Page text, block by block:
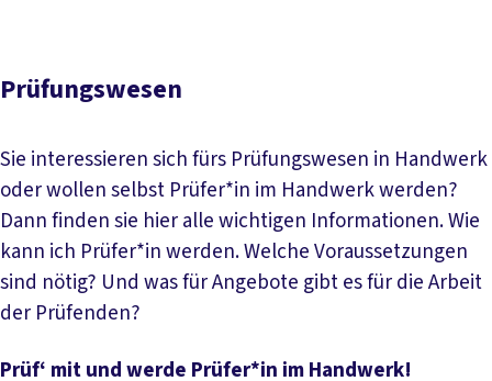
Prüfungswesen
Sie interessieren sich fürs Prüfungswesen in Handwerk
oder wollen selbst Prüfer*in im Handwerk werden?
Dann finden sie hier alle wichtigen Informationen. Wie
kann ich Prüfer*in werden. Welche Voraussetzungen
sind nötig? Und was für Angebote gibt es für die Arbeit
der Prüfenden?
Prüf‘ mit und werde Prüfer*in im Handwerk!